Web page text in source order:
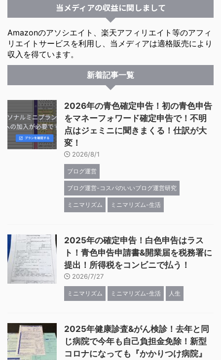
当メディアの収益に関しまして
Amazonのアソシエイト、楽天アフィリエイト等のアフィ
リエイトサービスを利用し、当メディアは適格販売により
収入を得ています。
新着記事一覧
2026年の青色確定申告！初の青色申告
をマネーフォワード確定申告で！不明
点はジェミニに聞きまくる！仕訳が大
変！
2026/8/1
ブログ運営
ブログ運営-コスパのいいブログ運営研究
ミニマリズム ミニマリズム-生活
2025年の確定申告！白色申告はラス
ト！青色申告申請書&開業届を税務署に
提出！所得税をコンビニで払う！
2026/7/27
ミニマリズム ミニマリズム-生活 人生
2025年健康診査&がん検診！去年と同
じ病院で今年も自己負担金免除！新型
コロナになっても『かかりつけ病院』